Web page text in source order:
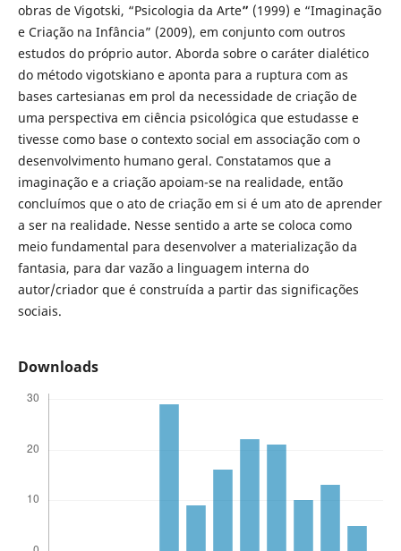
obras de Vigotski, “Psicologia da Arte” (1999) e “Imaginação
e Criação na Infância” (2009), em conjunto com outros
estudos do próprio autor. Aborda sobre o caráter dialético
do método vigotskiano e aponta para a ruptura com as
bases cartesianas em prol da necessidade de criação de
uma perspectiva em ciência psicológica que estudasse e
tivesse como base o contexto social em associação com o
desenvolvimento humano geral. Constatamos que a
imaginação e a criação apoiam-se na realidade, então
concluímos que o ato de criação em si é um ato de aprender
a ser na realidade. Nesse sentido a arte se coloca como
meio fundamental para desenvolver a materialização da
fantasia, para dar vazão a linguagem interna do
autor/criador que é construída a partir das significações
sociais.
Downloads